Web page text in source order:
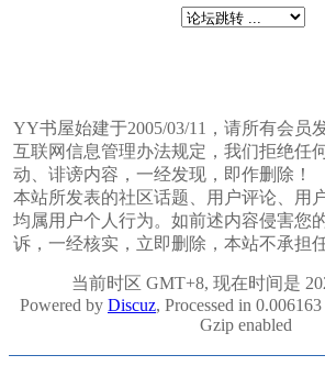
YY书屋始建于2005/03/11，请所有会员
互联网信息管理办法规定，我们拒绝任
动、诽谤内容，一经发现，即作删除！
本站所发表的社区话题、用户评论、用
均属用户个人行为。如前述内容侵害您
诉，一经核实，立即删除，本站不承担
当前时区 GMT+8, 现在时间是
Powered by Discuz, Processed in
Gzip enabled